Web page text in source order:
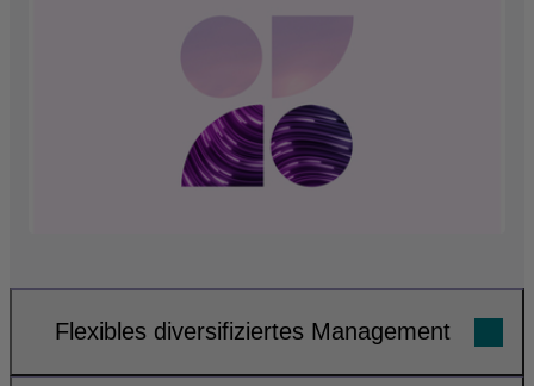
Flexibles diversifiziertes Management